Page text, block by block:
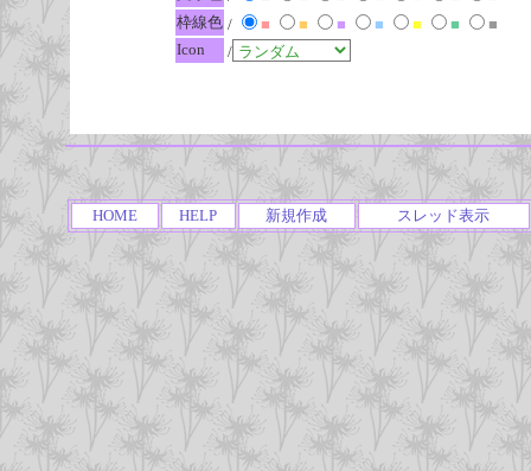
枠線色 / ■ ■ ■ ■ ■ ■
■
Icon
/
HOME HELP 新規作成 スレッド表示